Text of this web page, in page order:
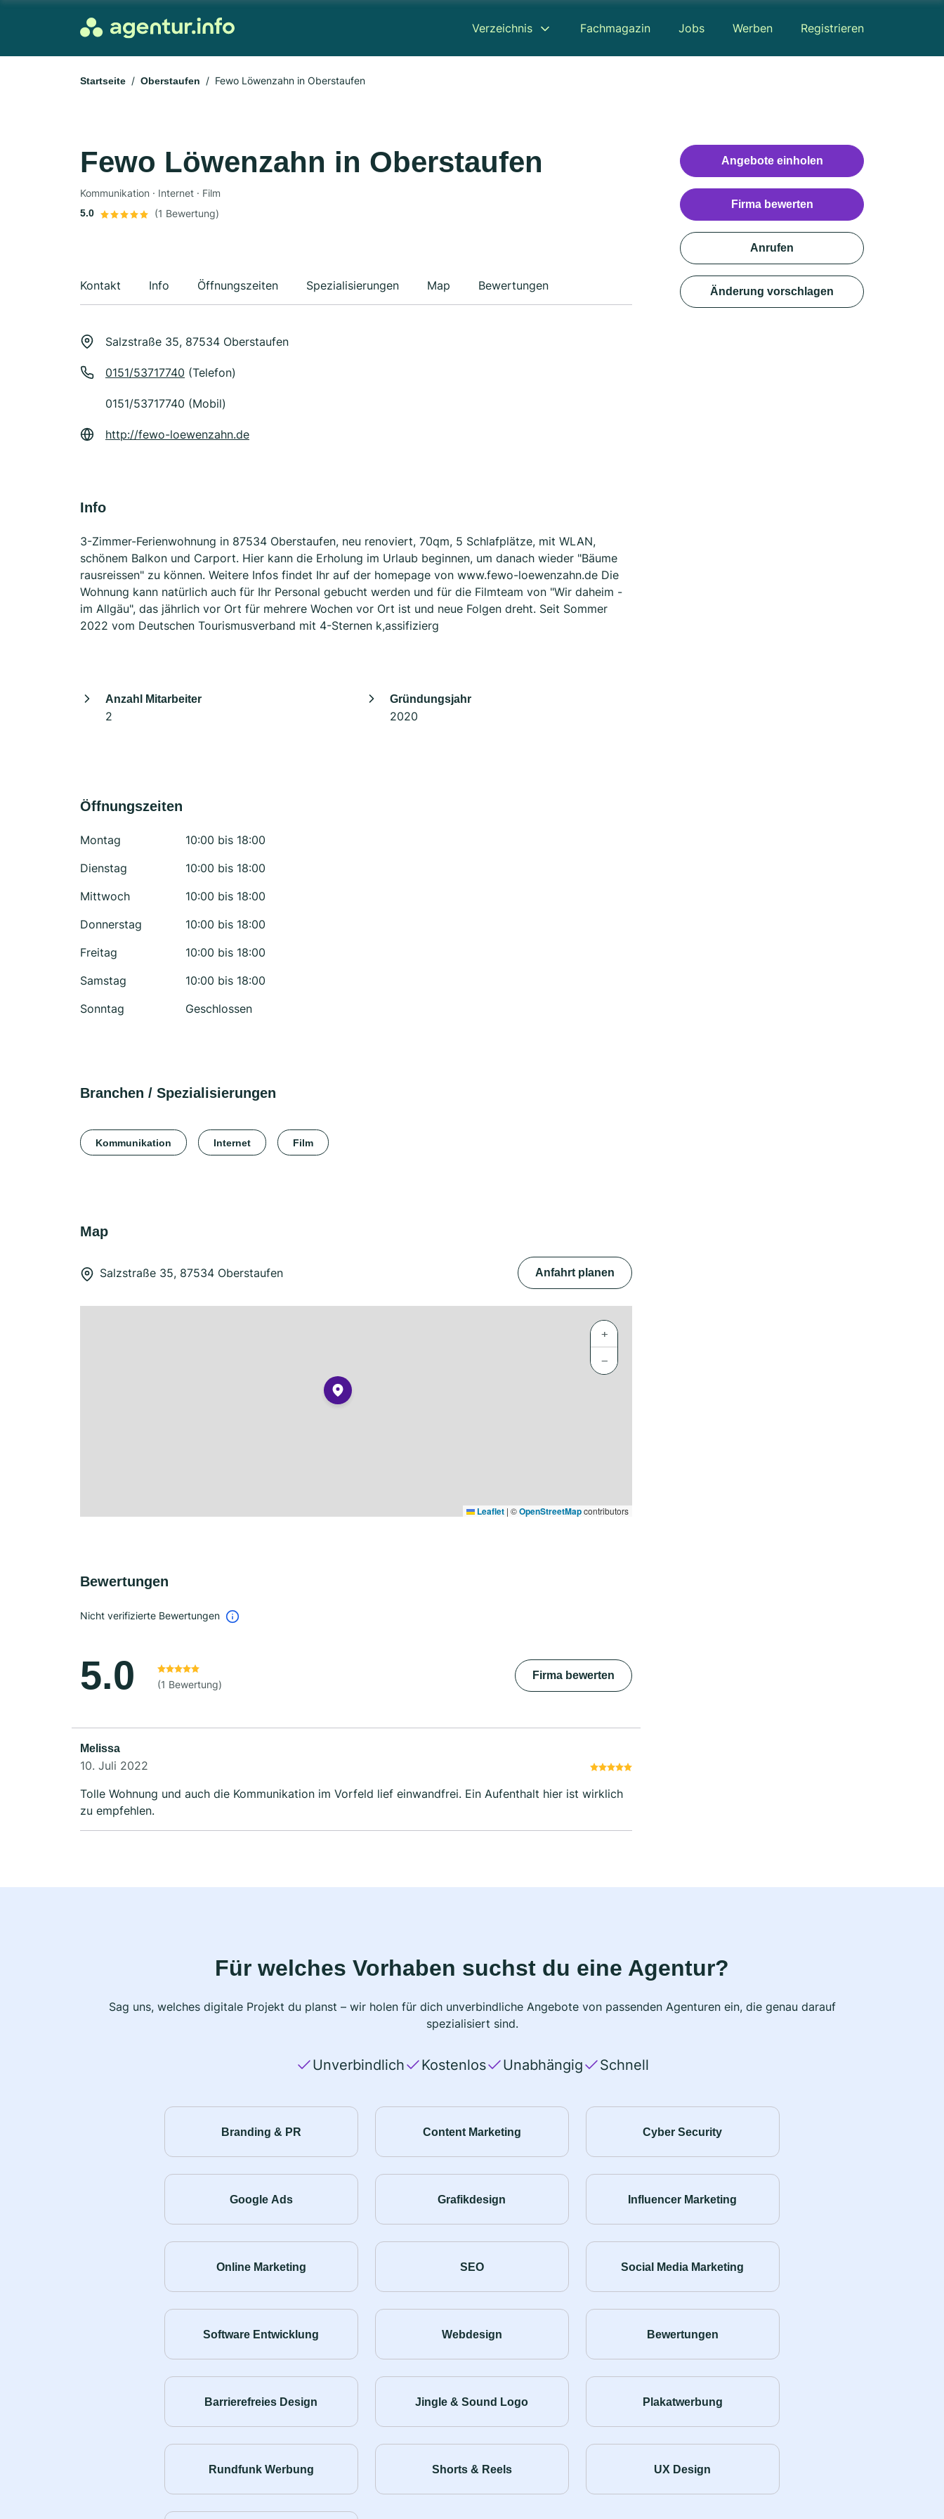
Verzeichnis Fachmagazin Jobs Werben Registrieren
Startseite Oberstaufen Fewo Löwenzahn in Oberstaufen
Fewo Löwenzahn in Oberstaufen
Kommunikation · Internet · Film
5.0 (1 Bewertung)
Kontakt Info Öffnungszeiten Spezialisierungen Map Bewertungen
Salzstraße 35, 87534 Oberstaufen
0151/53717740 (Telefon)
0151/53717740 (Mobil)
http://fewo-loewenzahn.de
Info
3-Zimmer-Ferienwohnung in 87534 Oberstaufen, neu renoviert, 70qm, 5 Schlafplätze, mit WLAN,
schönem Balkon und Carport. Hier kann die Erholung im Urlaub beginnen, um danach wieder "Bäume
rausreissen" zu können. Weitere Infos findet Ihr auf der homepage von www.fewo-loewenzahn.de Die
Wohnung kann natürlich auch für Ihr Personal gebucht werden und für die Filmteam von "Wir daheim -
im Allgäu", das jährlich vor Ort für mehrere Wochen vor Ort ist und neue Folgen dreht. Seit Sommer
2022 vom Deutschen Tourismusverband mit 4-Sternen k,assifizierg
Anzahl Mitarbeiter
2
Gründungsjahr
2020
Öffnungszeiten
Montag
10:00 bis 18:00
Dienstag
10:00 bis 18:00
Mittwoch
10:00 bis 18:00
Donnerstag
10:00 bis 18:00
Freitag
10:00 bis 18:00
Samstag
10:00 bis 18:00
Sonntag
Geschlossen
Branchen / Spezialisierungen
Kommunikation Internet Film
Map
Salzstraße 35, 87534 Oberstaufen Anfahrt planen
+
−
Leaflet | ©OpenStreetMapcontributors
Bewertungen
Nicht verifizierte Bewertungen
5.0 (1 Bewertung)
Firma bewerten
Melissa
10. Juli 2022
Tolle Wohnung und auch die Kommunikation im Vorfeld lief einwandfrei. Ein Aufenthalt hier ist wirklich
zu empfehlen.
Angebote einholen
Firma bewerten
Anrufen
Änderung vorschlagen
Für welches Vorhaben suchst du eine Agentur?
Sag uns, welches digitale Projekt du planst – wir holen für dich unverbindliche Angebote von passenden Agenturen ein, die genau darauf
spezialisiert sind.
Unverbindlich Kostenlos Unabhängig Schnell
Branding & PR Content Marketing Cyber Security
Google Ads Grafikdesign Influencer Marketing
Online Marketing SEO Social Media Marketing
Software Entwicklung Webdesign Bewertungen
Barrierefreies Design Jingle & Sound Logo Plakatwerbung
Rundfunk Werbung Shorts & Reels UX Design